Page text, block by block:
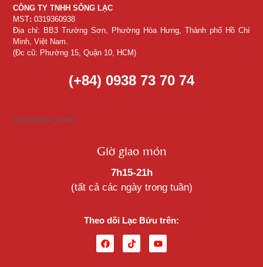
CÔNG TY TNHH SỐNG LẠC
MST: 0319360938
Địa chỉ: BB3 Trường Sơn, Phường Hòa Hưng, Thành phố Hồ Chí
Minh, Việt Nam.
(Đc cũ: Phường 15, Quận 10, HCM)
(+84) 0938 73 70 74
[countdown_timer]
Giờ giao món
7h15-21h
(tất cả các ngày trong tuần)
Theo dõi Lạc Bửu trên: